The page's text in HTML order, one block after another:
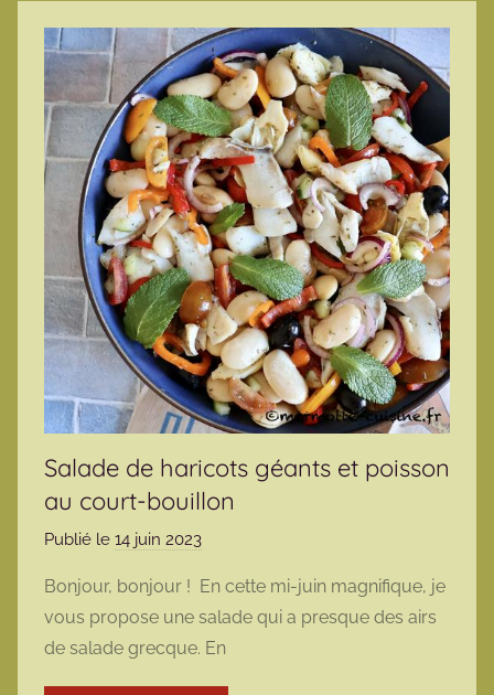
Salade de haricots géants et poisson
au court-bouillon
Publié le 14 juin 2023
r
m
a
r
Bonjour, bonjour ! En cette mi-juin magnifique, je
vous propose une salade qui a presque des airs
de salade grecque. En